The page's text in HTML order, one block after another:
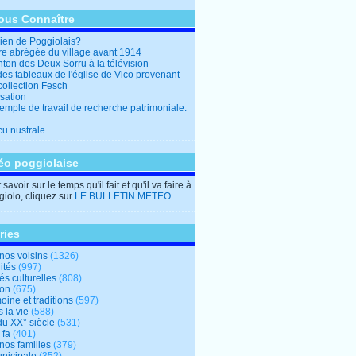
Connaître
de Poggiolais?
abrégée du village avant 1914
des Deux Sorru à la télévision
tableaux de l'église de Vico provenant
Fesch
de travail de recherche patrimoniale:
nustrale
poggiolaise
savoir sur le temps qu'il fait et qu'il va faire à
cliquez sur LE BULLETIN METEO
voisins (1326)
(997)
culturelles (808)
(675)
et traditions (597)
la vie (588)
XX° siècle (531)
fa (401)
familles (379)